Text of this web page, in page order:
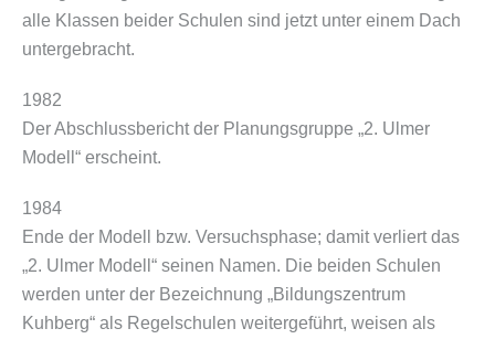
alle Klassen beider Schulen sind jetzt unter einem Dach
untergebracht.
1982
Der Abschlussbericht der Planungsgruppe „2. Ulmer
Modell“ erscheint.
1984
Ende der Modell bzw. Versuchsphase; damit verliert das
„2. Ulmer Modell“ seinen Namen. Die beiden Schulen
werden unter der Bezeichnung „Bildungszentrum
Kuhberg“ als Regelschulen weitergeführt, weisen als